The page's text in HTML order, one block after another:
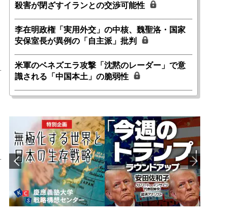
殺害が閉ざすイランとの交渉可能性
李在明政権「実用外交」の中核、魏聖洛・国家
安保室長が異例の「自主派」批判
米軍のベネズエラ攻撃「沈黙のレーダー」で意
識される「中国本土」の脆弱性